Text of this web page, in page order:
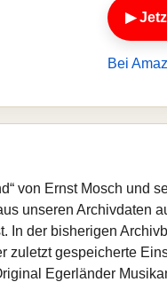
▶
Bei
von Ernst Mosch
unseren Archivdaten
In der bisherigen
zuletzt gespeicherte
Egerländer